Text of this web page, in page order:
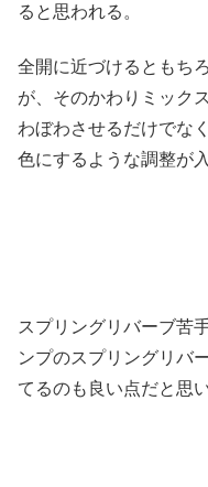
ると思われる。
全開に近づけるともち
が、そのかわりミック
わぼわさせるだけでな
色にするような調整が
スプリングリバーブ苦
ンプのスプリングリバ
てるのも良い点だと思